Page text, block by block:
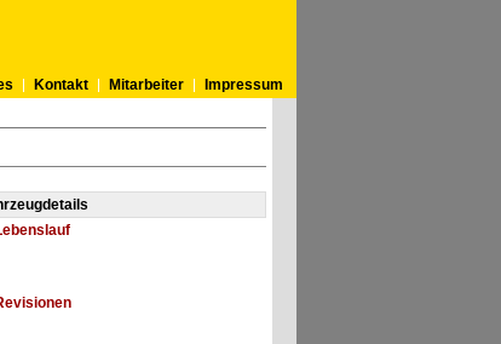
Kontakt Mitarbeiter
Impressum